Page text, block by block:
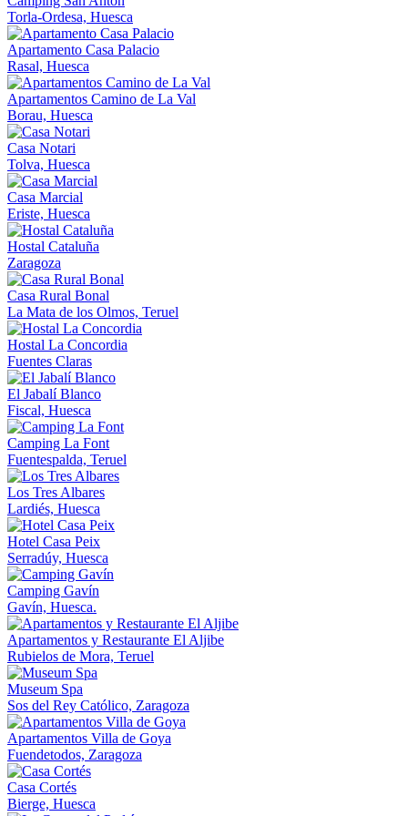
Torla-Ordesa, Huesca
Apartamento Casa Palacio
Rasal, Huesca
Apartamentos Camino de La Val
Borau, Huesca
Casa Notari
Tolva, Huesca
Casa Marcial
Eriste, Huesca
Hostal Cataluña
Zaragoza
Casa Rural Bonal
La Mata de los Olmos, Teruel
Hostal La Concordia
Fuentes Claras
El Jabalí Blanco
Fiscal, Huesca
Camping La Font
Fuentespalda, Teruel
Los Tres Albares
Lardiés, Huesca
Hotel Casa Peix
Serradúy, Huesca
Camping Gavín
Gavín, Huesca.
Apartamentos y Restaurante El Aljibe
Rubielos de Mora, Teruel
Museum Spa
Sos del Rey Católico, Zaragoza
Apartamentos Villa de Goya
Fuendetodos, Zaragoza
Casa Cortés
Bierge, Huesca